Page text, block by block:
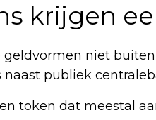
krijgen
geldvormen niet
publiek
token dat meestal